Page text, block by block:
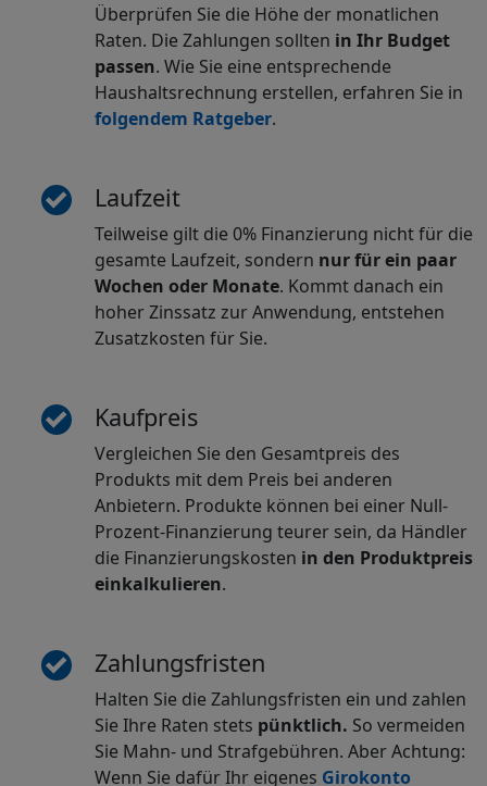
Überprüfen Sie die Höhe der monatlichen
Raten. Die Zahlungen sollten in Ihr Budget
passen. Wie Sie eine entsprechende
Haushaltsrechnung erstellen, erfahren Sie in
folgendem Ratgeber.
Laufzeit
Teilweise gilt die 0% Finanzierung nicht für die
gesamte Laufzeit, sondern nur für ein paar
Wochen oder Monate. Kommt danach ein
hoher Zinssatz zur Anwendung, entstehen
Zusatzkosten für Sie.
Kaufpreis
Vergleichen Sie den Gesamtpreis des
Produkts mit dem Preis bei anderen
Anbietern. Produkte können bei einer Null-
Prozent-Finanzierung teurer sein, da Händler
die Finanzierungskosten in den Produktpreis
einkalkulieren.
Zahlungsfristen
Halten Sie die Zahlungsfristen ein und zahlen
Sie Ihre Raten stets pünktlich. So vermeiden
Sie Mahn- und Strafgebühren. Aber Achtung:
Wenn Sie dafür Ihr eigenes Girokonto